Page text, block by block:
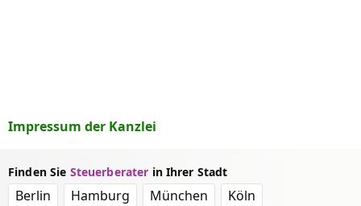
Impressum der Kanzlei
Finden Sie Steuerberater in Ihrer Stadt
Berlin Hamburg München
Köln